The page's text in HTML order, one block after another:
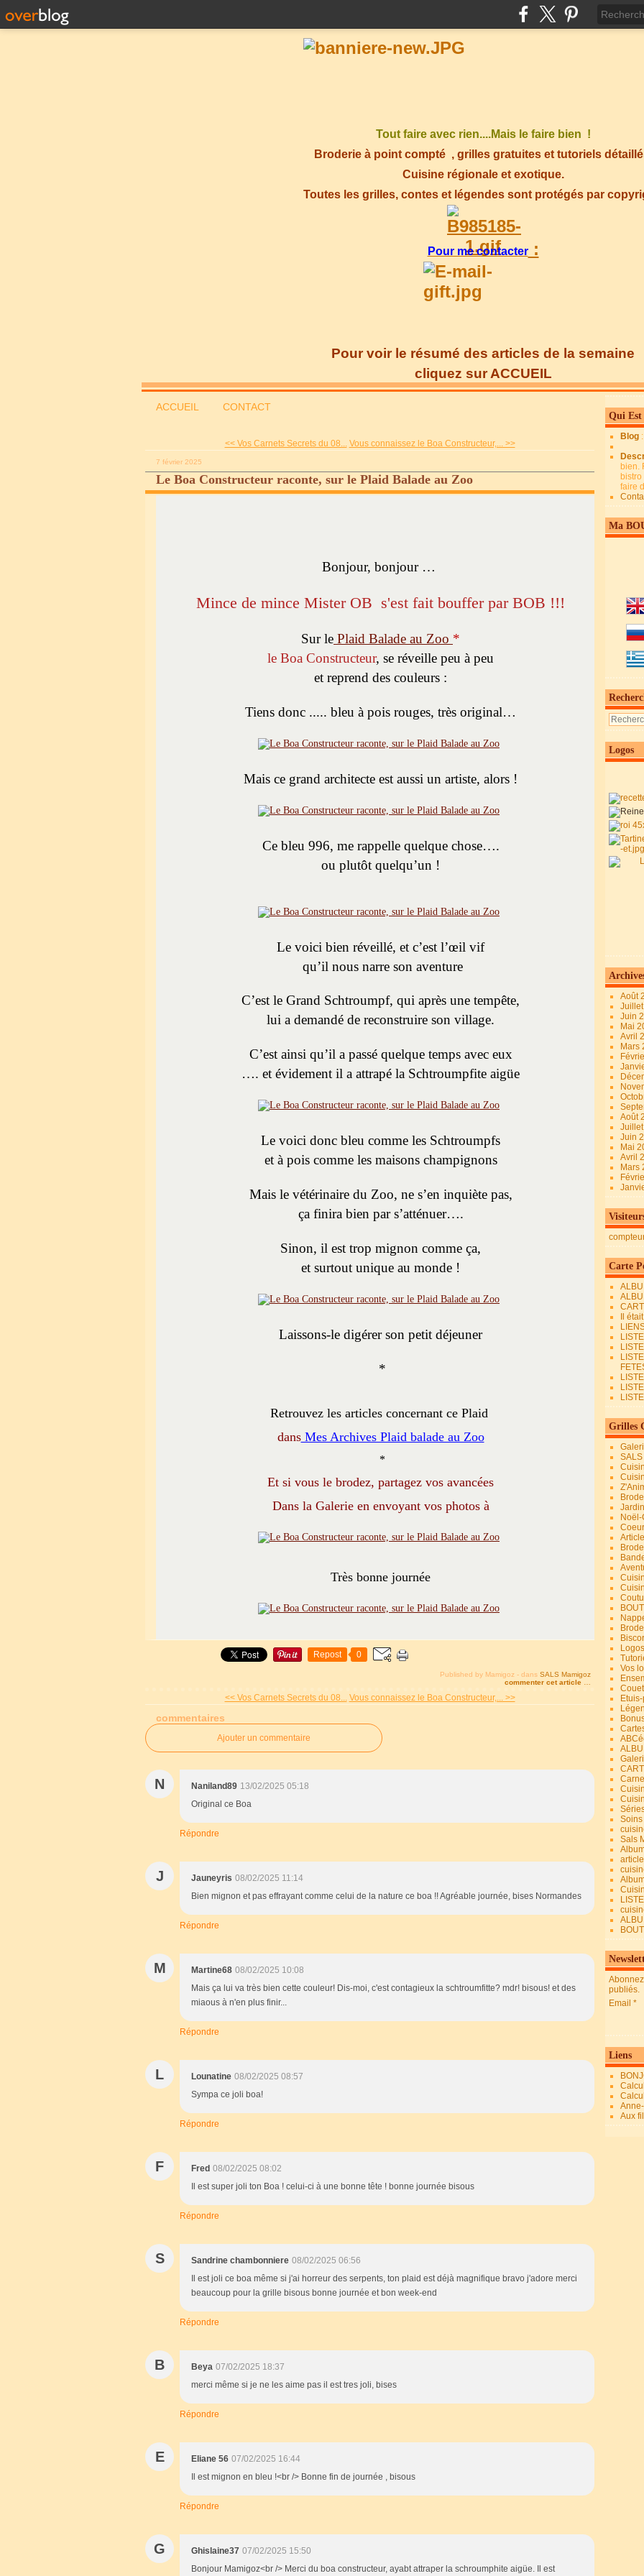
Tout faire avec rien....Mais le faire bien !
Broderie à point compté , grilles gratuites et tutoriels
Cuisine régionale et exotique.
Toutes les grilles, contes et légendes sont protégés par
Pour me contacter:
Pour voir le résumé des articles de la semaine
cliquez sur ACCUEIL
ACCUEIL CONTACT
<< Vos Carnets Secrets du 08... Vous connaissez le Boa Constructeur,... >>
7 février 2025
Le Boa Constructeur raconte, sur le Plaid Balade au Zoo
Bonjour, bonjour …
Mince de mince Mister OB s'est fait bouffer par BOB !!!
Sur le Plaid Balade au Zoo *
le Boa Constructeur, se réveille peu à peu
et reprend des couleurs :
Tiens donc ..... bleu à pois rouges, très original…
Mais ce grand architecte est aussi un artiste, alors !
Ce bleu 996, me rappelle quelque chose….
ou plutôt quelqu’un !
Le voici bien réveillé, et c’est l’œil vif
qu’il nous narre son aventure
C’est le Grand Schtroumpf, qui après une tempête,
lui a demandé de reconstruire son village.
C’est ainsi qu’il a passé quelque temps avec eux
…. et évidement il a attrapé la Schtroumpfite aigüe
Le voici donc bleu comme les Schtroumpfs
et à pois comme les maisons champignons
Mais le vétérinaire du Zoo, ne s’en inquiète pas,
ça finira bien par s’atténuer….
Sinon, il est trop mignon comme ça,
et surtout unique au monde !
Laissons-le digérer son petit déjeuner
*
Retrouvez les articles concernant ce Plaid
dansMes Archives Plaid balade au Zoo
*
Et si vous le brodez, partagez vos avancées
Dans la Galerie en envoyant vos photos à
Très bonne journée
Repost 0
Published by Mamigoz - dans SALS Mamigoz
commenter cet article
<< Vos Carnets Secrets du 08... Vous connaissez le Boa Constructeur,... >>
commentaires
Ajouter un commentaire
N Naniland89 13/02/2025 05:18
Original ce Boa
Répondre
J Jauneyris 08/02/2025 11:14
Bien mignon et pas effrayant comme celui de la nature ce boa !! Agréable journée, bises Normandes
Répondre
M Martine68 08/02/2025 10:08
Mais ça lui va très bien cette couleur! Dis-moi, c'est contagieux la schtroumfitte? mdr! bisous! et des
miaous à n'en plus finir...
Répondre
L Lounatine 08/02/2025 08:57
Sympa ce joli boa!
Répondre
F Fred 08/02/2025 08:02
Il est super joli ton Boa ! celui-ci à une bonne tête ! bonne journée bisous
Répondre
S Sandrine chambonniere 08/02/2025 06:56
Il est joli ce boa même si j'ai horreur des serpents, ton plaid est déjà magnifique bravo j'adore merci
beaucoup pour la grille bisous bonne journée et bon week-end
Répondre
B Beya 07/02/2025 18:37
merci même si je ne les aime pas il est tres joli, bises
Répondre
E Eliane 56 07/02/2025 16:44
Il est mignon en bleu !<br /> Bonne fin de journée , bisous
Répondre
G Ghislaine37 07/02/2025 15:50
Bonjour Mamigoz<br /> Merci du boa constructeur, ayabt attraper la schroumphite aigüe. Il est
Qui Est
Blog
bien.
faire
Ma
Logos
Août
Juin
Mai
Avril
Mars
Août
Juin
Mai
Avril
Mars
Carte
Il
Grilles
Vos
Sals
article
publiés.
Email
Liens
Aux